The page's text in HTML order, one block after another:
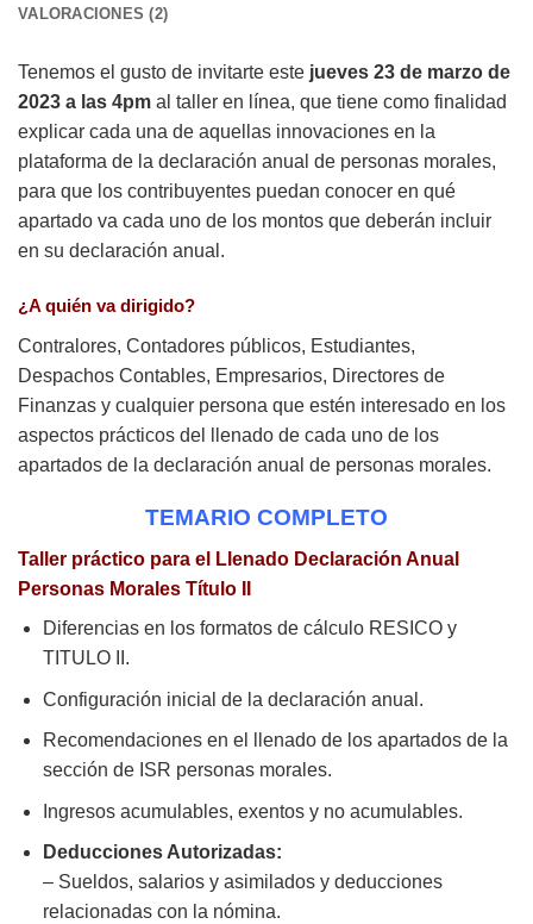
VALORACIONES (2)
Tenemos el gusto de invitarte este jueves 23 de marzo de
2023 a las 4pm al taller en línea, que tiene como finalidad
explicar cada una de aquellas innovaciones en la
plataforma de la declaración anual de personas morales,
para que los contribuyentes puedan conocer en qué
apartado va cada uno de los montos que deberán incluir
en su declaración anual.
¿A quién va dirigido?
Contralores, Contadores públicos, Estudiantes,
Despachos Contables, Empresarios, Directores de
Finanzas y cualquier persona que estén interesado en los
aspectos prácticos del llenado de cada uno de los
apartados de la declaración anual de personas morales.
TEMARIO COMPLETO
Taller práctico para el Llenado Declaración Anual
Personas Morales Título II
Diferencias en los formatos de cálculo RESICO y
TITULO II.
Configuración inicial de la declaración anual.
Recomendaciones en el llenado de los apartados de la
sección de ISR personas morales.
Ingresos acumulables, exentos y no acumulables.
Deducciones Autorizadas:
– Sueldos, salarios y asimilados y deducciones
relacionadas con la nómina.